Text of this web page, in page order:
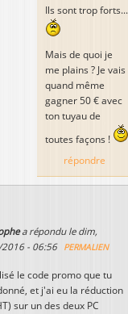
Ils sont trop forts...
Mais de quoi je
me plains ? Je vais
quand même
gagner 50 € avec
ton tuyau de
toutes façons !
répondre
a répondu le dim,
- 06:56
PERMALIEN
le code promo que tu
et j'ai eu la réduction
sur un des deux PC